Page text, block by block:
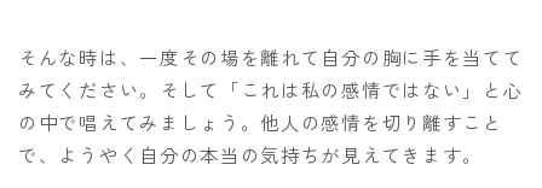
そんな時は、一度その場を離れて自分の胸に手を当てて
みてください。そして「これは私の感情ではない」と心
の中で唱えてみましょう。他人の感情を切り離すこと
で、ようやく自分の本当の気持ちが見えてきます。